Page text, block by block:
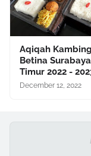
Aqiqah Kambing
Betina
Timur 2022 -
December 12, 2022